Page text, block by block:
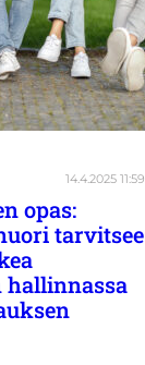
14.4.2025 11:59
opas:
tarvitsee